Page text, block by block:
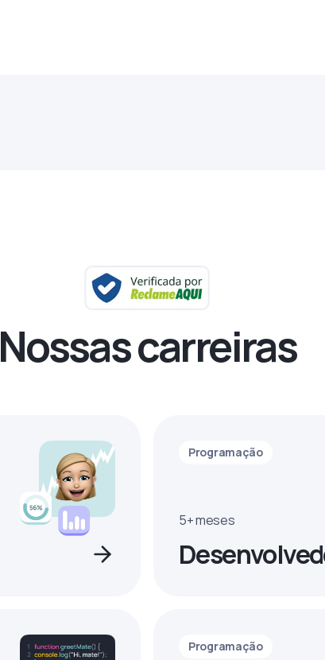
Nossas carreiras
Programação
5+ meses
Programação